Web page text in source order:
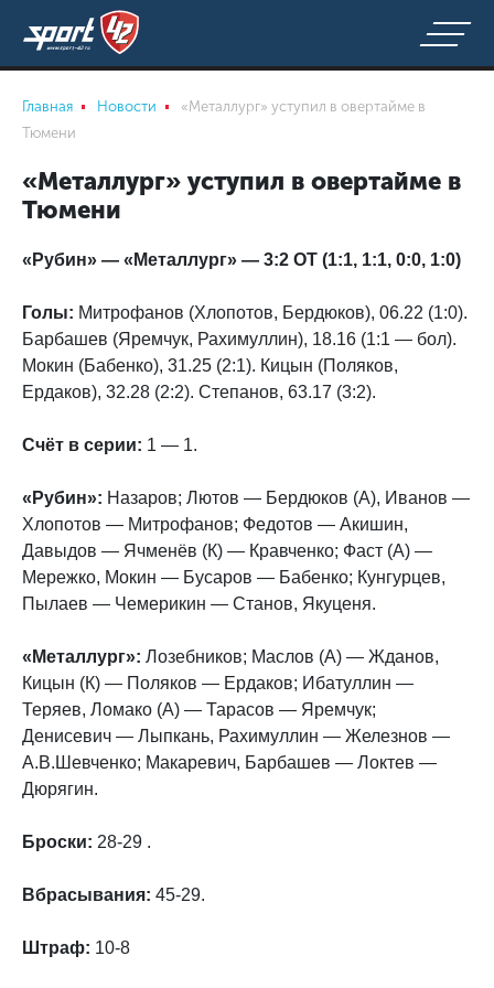
Главная Новости
«Металлург» уступил в овертайме в
Тюмени
«Металлург» уступил в овертайме в
Тюмени
«Рубин» — «Металлург» — 3:2 ОТ (1:1, 1:1, 0:0, 1:0)
Голы: Митрофанов (Хлопотов, Бердюков), 06.22 (1:0).
Барбашев (Яремчук, Рахимуллин), 18.16 (1:1 — бол).
Мокин (Бабенко), 31.25 (2:1). Кицын (Поляков,
Ердаков), 32.28 (2:2). Степанов, 63.17 (3:2).
Счёт в серии: 1 — 1.
«Рубин»: Назаров; Лютов — Бердюков (А), Иванов —
Хлопотов — Митрофанов; Федотов — Акишин,
Давыдов — Ячменёв (К) — Кравченко; Фаст (А) —
Мережко, Мокин — Бусаров — Бабенко; Кунгурцев,
Пылаев — Чемерикин — Станов, Якуценя.
«Металлург»: Лозебников; Маслов (А) — Жданов,
Кицын (К) — Поляков — Ердаков; Ибатуллин —
Теряев, Ломако (А) — Тарасов — Яремчук;
Денисевич — Лыпкань, Рахимуллин — Железнов —
А.В.Шевченко; Макаревич, Барбашев — Локтев —
Дюрягин.
Броски: 28-29 .
Вбрасывания: 45-29.
Штраф: 10-8